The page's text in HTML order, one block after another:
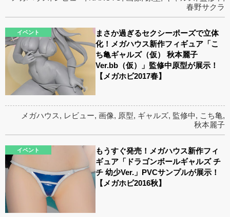
春野サクラ
イベント
まさか過ぎるセクシーポーズで立体
化！メガハウス新作フィギュア「こ
ち亀ギャルズ（仮） 秋本麗子
Ver.bb（仮）」監修中原型が展示！
【メガホビ2017春】
メガハウス, レビュー, 画像, 原型, ギャルズ, 監修中, こち亀,
秋本麗子
イベント
もうすぐ発売！メガハウス新作フィ
ギュア「ドラゴンボールギャルズ チ
チ 幼少Ver.」PVCサンプルが展示！
【メガホビ2016秋】